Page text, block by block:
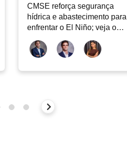
CMSE reforça segurança
hídrica e abastecimento para
enfrentar o El Niño; veja o
Radar Energia XP | Agosto